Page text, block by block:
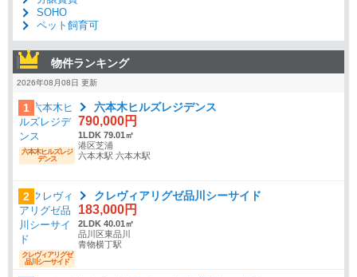
SOHO
ペット飼育可
物件ランキング
2026年08月08日 更新
1
六本木ヒルズレジ
デンス
六本木ヒルズレジデンス
790,000円
1LDK 79.01㎡
港区芝浦
六本木駅 六本木駅
2
クレヴィアリグゼ
品川シーサイド
クレヴィアリグゼ品川シーサイド
183,000円
2LDK 40.01㎡
品川区東品川
青物横丁駅